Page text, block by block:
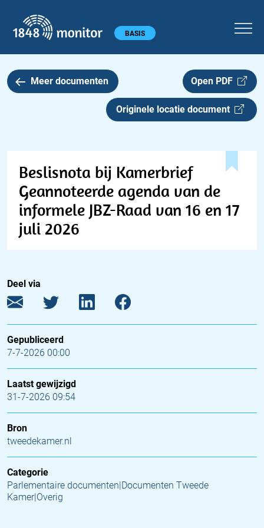
Hoofdmenu BASIS
Meer documenten Open PDF
Originele locatie document
Beslisnota bij Kamerbrief
Geannoteerde agenda van de
informele JBZ-Raad van 16 en 17
juli 2026
Deel via
Gepubliceerd
7-7-2026 00:00
Laatst gewijzigd
31-7-2026 09:54
Bron
tweedekamer.nl
Categorie
Parlementaire documenten|Documenten Tweede
Kamer|Overig